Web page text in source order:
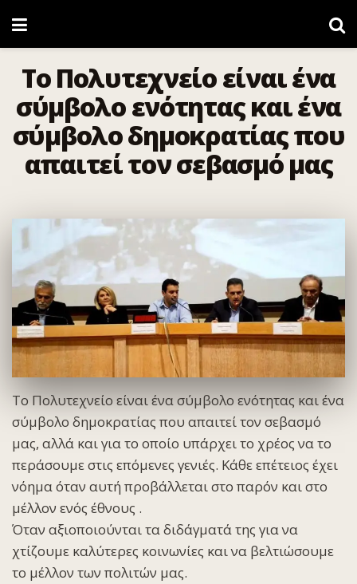
Το Πολυτεχνείο είναι ένα
σύμβολο ενότητας και ένα
σύμβολο δημοκρατίας που
απαιτεί τον σεβασμό μας
Το Πολυτεχνείο είναι ένα σύμβολο ενότητας και ένα
σύμβολο δημοκρατίας που απαιτεί τον σεβασμό
μας, αλλά και για το οποίο υπάρχει το χρέος να το
περάσουμε στις επόμενες γενιές. Κάθε επέτειος έχει
νόημα όταν αυτή προβάλλεται στο παρόν και στο
μέλλον ενός έθνους .
Όταν αξιοποιούνται τα διδάγματά της για να
χτίζουμε καλύτερες κοινωνίες και να βελτιώσουμε
το μέλλον των πολιτών μας.